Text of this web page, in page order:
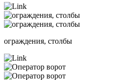
ограждения, столбы